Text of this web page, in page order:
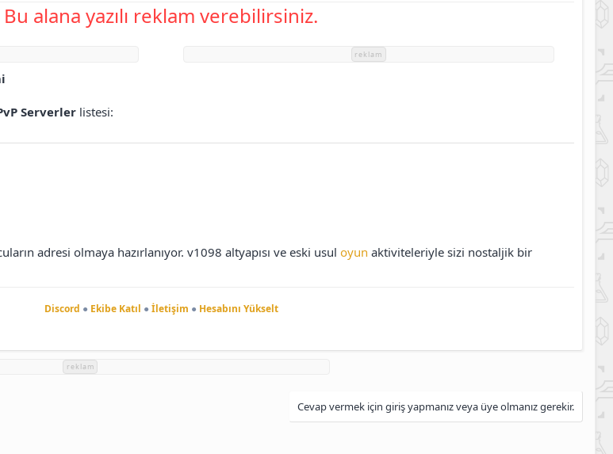
Bu alana yazılı reklam verebilirsiniz.
reklam
Serverler listesi:
adresi olmaya hazırlanıyor. v1098 altyapısı ve eski usul oyun aktiviteleriyle sizi nostaljik bir
Discord ● Ekibe Katıl ● İletişim ● Hesabını Yükselt
reklam
Cevap vermek için giriş yapmanız veya üye olmanız gerekir.